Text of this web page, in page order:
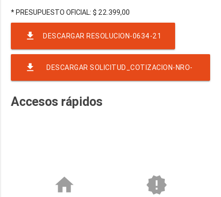
file_download DESCARGAR RESOLUCION-0634-21
file_download DESCARGAR SOLICITUD_COTIZACION-NRO-
Accesos rápidos
home new_releases